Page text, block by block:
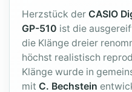
Herzstück derCASIO
GP-510 ist die
die Klänge dreier
höchst realistisch
Klänge wurde in
mitC. Bechstein